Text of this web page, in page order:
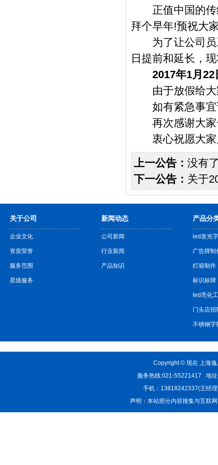
正值中国的传
拜个早年!预祝大
为了让公司员
日提前和延长，
2017年1月
由于放假给大
如有紧急事宜
再次感谢大家
衷心祝愿大家
上一公告： 没有
下一公告： 关于
关于公司
企业文化
资质荣誉
服务范围
星级服务
新闻动态
公司新闻
行业新闻
产品知识
产品分
led发光
广告牌制
灯箱制作
标识标牌
led亮化
门头店招
不锈钢字
Copyright © 现在 上海
服务热线:021-55221417 地
手机：13818242337(王经
声明：本站部分内容搜集与互联